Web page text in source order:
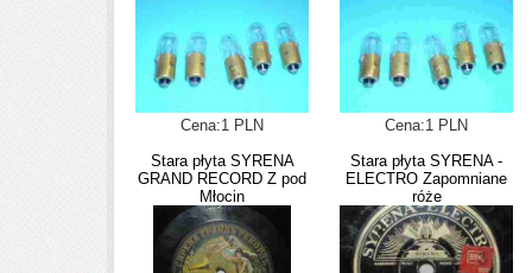
Cena:1 PLN
Cena:1 PLN
Stara płyta SYRENA
GRAND RECORD Z pod
Młocin
Stara płyta SYRENA -
ELECTRO Zapomniane
róże